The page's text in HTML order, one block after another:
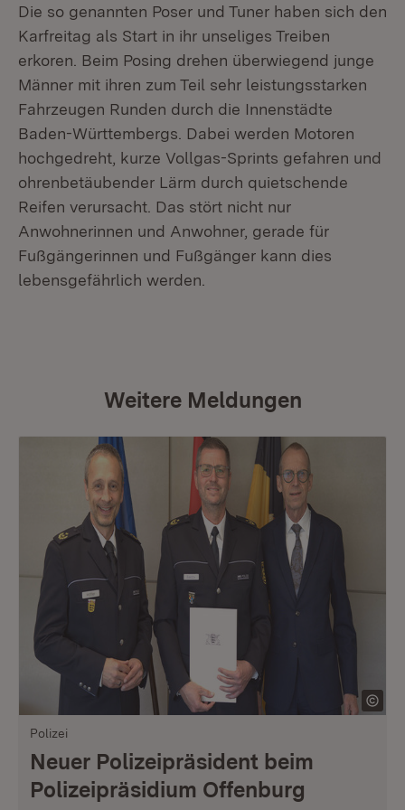
Die so genannten Poser und Tuner haben sich den
Karfreitag als Start in ihr unseliges Treiben
erkoren. Beim Posing drehen überwiegend junge
Männer mit ihren zum Teil sehr leistungsstarken
Fahrzeugen Runden durch die Innenstädte
Baden-Württembergs. Dabei werden Motoren
hochgedreht, kurze Vollgas-Sprints gefahren und
ohrenbetäubender Lärm durch quietschende
Reifen verursacht. Das stört nicht nur
Anwohnerinnen und Anwohner, gerade für
Fußgängerinnen und Fußgänger kann dies
lebensgefährlich werden.
Weitere Meldungen
Polizei
Neuer Polizeipräsident beim
Polizeipräsidium Offenburg